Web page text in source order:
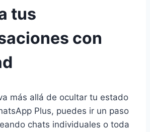
tus
con
más allá de ocultar tu estado
Plus, puedes ir un paso
chats individuales o toda